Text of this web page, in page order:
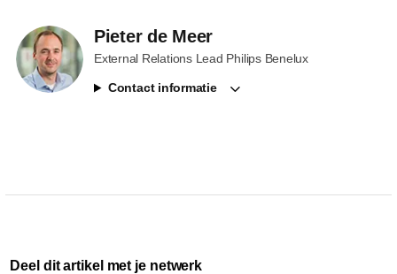
Pieter de Meer
External Relations Lead Philips Benelux
Contact informatie
Deel dit artikel met je netwerk